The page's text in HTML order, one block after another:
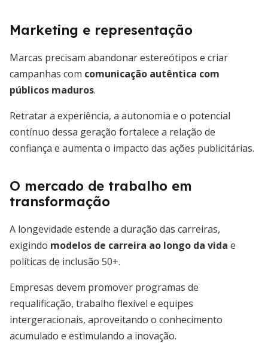
Marketing e representação
Marcas precisam abandonar estereótipos e criar
campanhas com comunicação autêntica com
públicos maduros.
Retratar a experiência, a autonomia e o potencial
contínuo dessa geração fortalece a relação de
confiança e aumenta o impacto das ações publicitárias.
O mercado de trabalho em
transformação
A longevidade estende a duração das carreiras,
exigindo modelos de carreira ao longo da vida e
políticas de inclusão 50+.
Empresas devem promover programas de
requalificação, trabalho flexível e equipes
intergeracionais, aproveitando o conhecimento
acumulado e estimulando a inovação.